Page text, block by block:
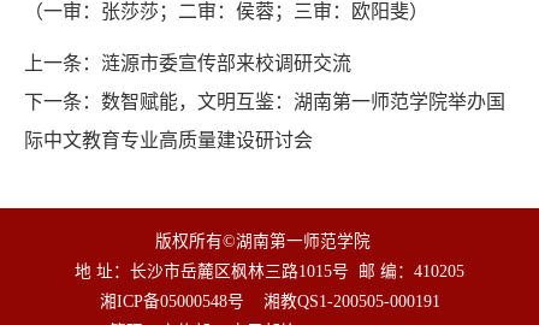
（一审：张莎莎；二审：侯蓉；三审：欧阳斐）
上一条： 涟源市委宣传部来校调研交流
下一条： 数智赋能，文明互鉴：湖南第一师范学院举办国
际中文教育专业高质量建设研讨会
版权所有©湖南第一师范学院
地 址：长沙市岳麓区枫林三路1015号 邮 编：410205
湘ICP备05000548号 湘教QS1-200505-000191